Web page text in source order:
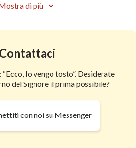
di più
Contattaci
Io vengo tosto”. Desiderate
del Signore il prima possibile?
con noi su Messenger